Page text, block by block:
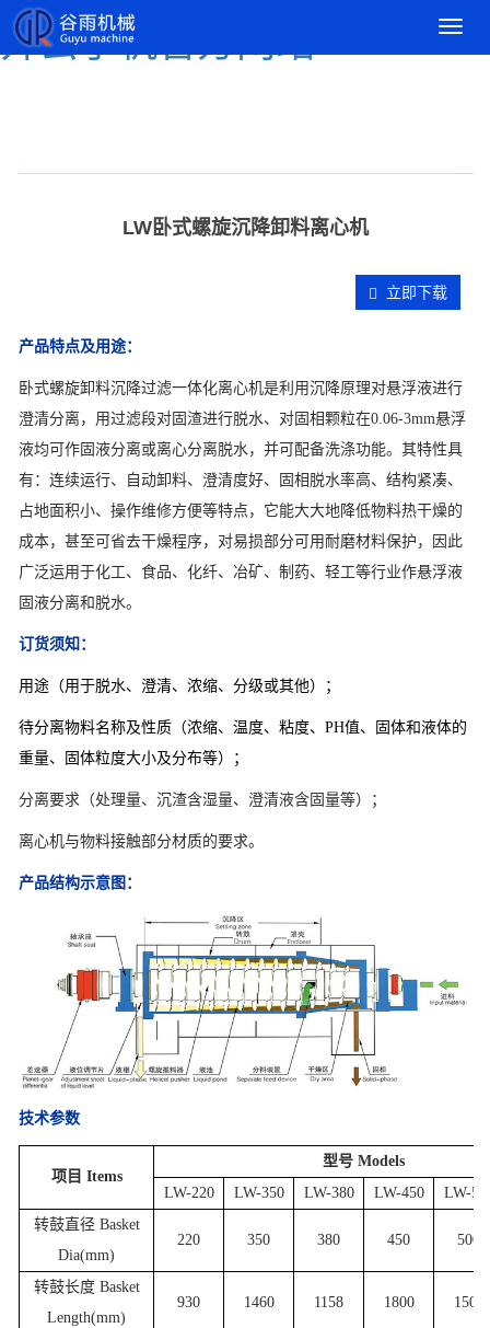
开云手机官方网站
导
LW卧式螺旋沉降卸料离心机
立即下载
产品特点及用途：
卧式螺旋卸料沉降过滤一体化离心机是利用沉降原理对悬浮液进行
澄清分离，用过滤段对固渣进行脱水、对固相颗粒在0.06-3mm悬浮
液均可作固液分离或离心分离脱水，并可配备洗涤功能。其特性具
有：连续运行、自动卸料、澄清度好、固相脱水率高、结构紧凑、
占地面积小、操作维修方便等特点，它能大大地降低物料热干燥的
成本，甚至可省去干燥程序，对易损部分可用耐磨材料保护，因此
广泛运用于化工、食品、化纤、冶矿、制药、轻工等行业作悬浮液
固液分离和脱水。
订货须知：
用途（用于脱水、澄清、浓缩、分级或其他）；
待分离物料名称及性质（浓缩、温度、粘度、PH值、固体和液体的
重量、固体粒度大小及分布等）；
分离要求（处理量、沉渣含湿量、澄清液含固量等）；
离心机与物料接触部分材质的要求。
产品结构示意图：
技术参数
项目 Items
型号 Models
LW-220
LW-350 LW-380 LW-450
LW-
转鼓直径 Basket
Dia(mm)
220 350 380 450 500
转鼓长度 Basket
Length(mm)
930 1460 1158 1800 1500